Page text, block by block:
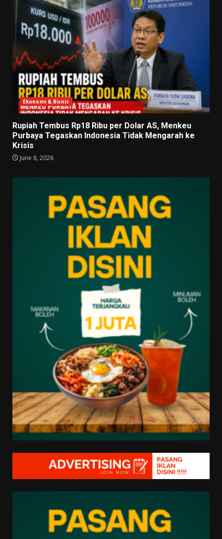
Ekonomi & Bisnis
Rupiah Tembus Rp18 Ribu per Dolar AS, Menkeu
Purbaya Tegaskan Indonesia Tidak Mengarah ke
Krisis
June 8, 2026